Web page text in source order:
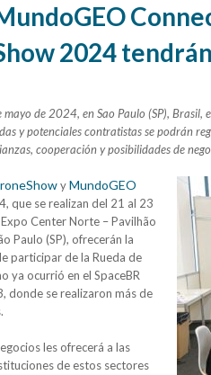
2024
de 2024, en Sao Paulo (SP), Brasil,
y potenciales contratistas se podrán
cooperación y posibilidades de
yMundoGEO
que se realizan del 21 al 23
Center Norte – Pavilhão
Paulo (SP), ofrecerán la
participar de la Rueda de
ya ocurrió en el SpaceBR
donde se realizaron más de
les ofrecerá a las
de estos sectores